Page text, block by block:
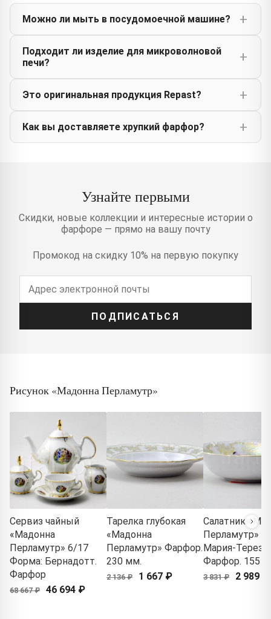
Можно ли мыть в посудомоечной машине?
Подходит ли изделие для микроволновой
печи?
Это оригинальная продукция Repast?
Как вы доставляете хрупкий фарфор?
Узнайте первыми
Скидки, новые коллекции и интересные истории о
фарфоре — прямо на вашу почту
Промокод на скидку 10% на первую покупку
ПОДПИСАТЬСЯ
Рисунок «Мадонна Перламутр»
Сервиз чайный
«Мадонна
Перламутр» 6/17
Форма: Бернадотт.
Фарфор
68 667 ₽ 46 694 ₽
Тарелка глубокая
«Мадонна
Перламутр» Фарфор.
230 мм.
2 136 ₽ 1 667 ₽
Салатник
Перламутр»
Мария-Тереза.
Фарфор. 155
3 831 ₽ 2 989 ₽